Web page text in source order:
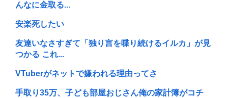
んなに金取る...
安楽死したい
友達いなさすぎて「独り言を喋り続けるイルカ」が見
つかる これ...
VTuberがネットで嫌われる理由ってさ
手取り35万、子ども部屋おじさん俺の家計簿がコチ